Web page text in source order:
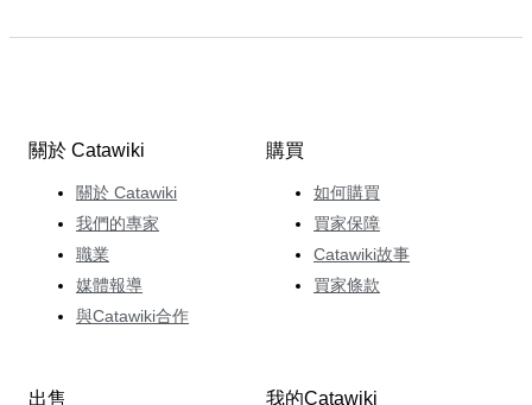
關於 Catawiki
關於 Catawiki
我們的專家
職業
媒體報導
與Catawiki合作
購買
如何購買
買家保障
Catawiki故事
買家條款
出售 我的Catawiki